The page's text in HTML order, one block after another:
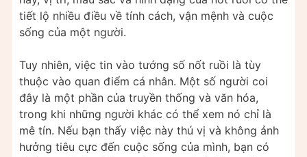
tiết lộ nhiều điều về tính cách, vận mệnh và cuộc
sống của một người.
Tuy nhiên, việc tin vào tướng số nốt ruồi là tùy
thuộc vào quan điểm cá nhân. Một số người coi
đây là một phần của truyền thống và văn hóa,
trong khi những người khác có thể xem nó chỉ là
mê tín. Nếu bạn thấy việc này thú vị và không ảnh
hưởng tiêu cực đến cuộc sống của mình, bạn có